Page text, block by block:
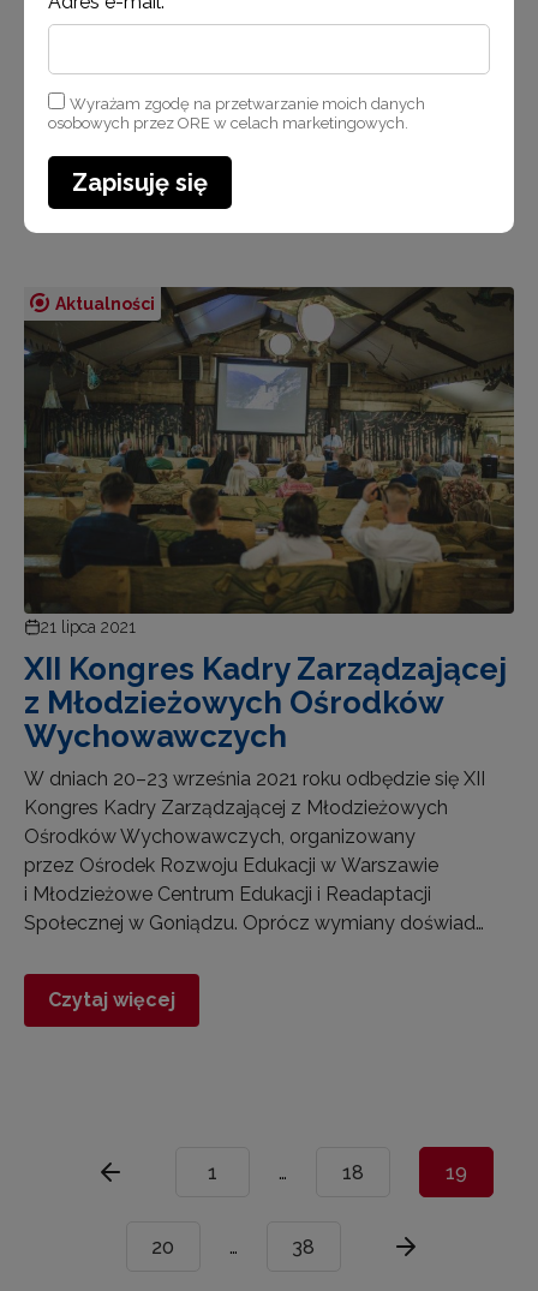
profilaktyki problemów zdrowia psychicznego
i pozwoliły przybli…
Czytaj więcej
Aktualności
21 lipca 2021
XII Kongres Kadry Zarządzającej
z Młodzieżowych Ośrodków
Wychowawczych
W dniach 20–23 września 2021 roku odbędzie się XII
Kongres Kadry Zarządzającej z Młodzieżowych
Ośrodków Wychowawczych, organizowany
przez Ośrodek Rozwoju Edukacji w Warszawie
i Młodzieżowe Centrum Edukacji i Readaptacji
Społecznej w Goniądzu. Oprócz wymiany doświad…
Czytaj więcej
1 … 18 19
20 … 38
Wyrażam zgodę na przetwarzanie moich danych
osobowych przez ORE w celach marketingowych.
Zapisuję się